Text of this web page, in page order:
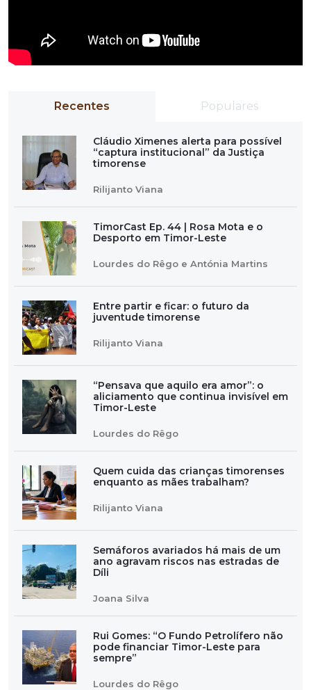
Recentes Populares
Cláudio Ximenes alerta para possível
“captura institucional” da Justiça
timorense
Rilijanto Viana
TimorCast Ep. 44 | Rosa Mota e o
Desporto em Timor-Leste
Lourdes do Rêgo e Antónia Martins
Entre partir e ficar: o futuro da
juventude timorense
Rilijanto Viana
“Pensava que aquilo era amor”: o
aliciamento que continua invisível em
Timor-Leste
Lourdes do Rêgo
Quem cuida das crianças timorenses
enquanto as mães trabalham?
Rilijanto Viana
Semáforos avariados há mais de um
ano agravam riscos nas estradas de
Díli
Joana Silva
Rui Gomes: “O Fundo Petrolífero não
pode financiar Timor-Leste para
sempre”
Lourdes do Rêgo